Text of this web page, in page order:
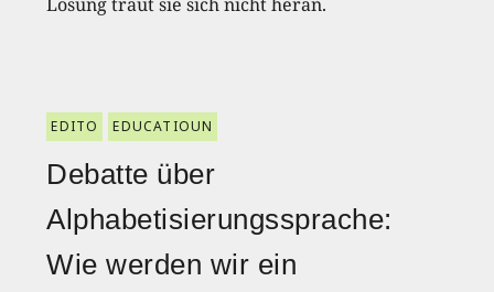
EDITO EDUCATIOUN
Debatte über
Alphabetisierungssprache:
Wie werden wir ein